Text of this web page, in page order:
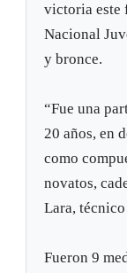
victoria este
Nacional
y bronce.
“Fue una
20 años, en
como
novatos,
Lara,
Fueron 9